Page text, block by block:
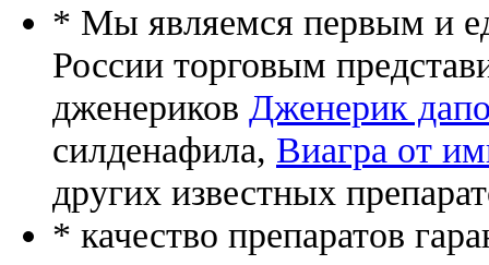
* Мы являемся первым и
России торговым
дженериков Дженерик
силденафила, Виагра от
других известных
* качество препаратов